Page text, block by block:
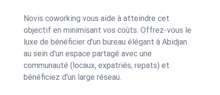
Novis coworking vous aide à atteindre cet
objectif en minimisant vos coûts. Offrez-vous le
luxe de bénéficier d'un bureau élégant à Abidjan
au sein d'un espace partagé avec une
communauté (locaux, expatriés, repats) et
bénéficiez d'un large réseau.